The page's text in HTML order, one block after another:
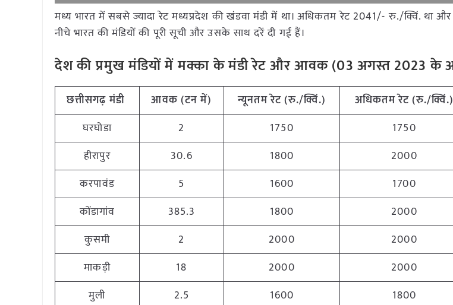
मध्य भारत में सबसे ज्यादा रेट मध्यप्रदेश की खंडवा मंडी में था। अधिकतम रेट 2041/- रु./क्विं. था
नीचे भारत की मंडियों की पूरी सूची और उसके साथ दरें दी गई हैं।
देश की प्रमुख मंडियों में मक्काके मंडी रेट और आवक (03 अगस्त 2023 के
छत्तीसगढ़मंडी आवक (टन में) न्यूनतमरेट (रु./क्विं.) अधिकतमरेट (रु./क्विं.)
घरघोडा
2 1750 1750
हीरापुर
30.6 1800 2000
करपावंड
5 1600 1700
कोंडागांव
385.3 1800 2000
कुसमी
2 2000 2000
माकड़ी
18 2000 2000
मुली
2.5 1600 1800